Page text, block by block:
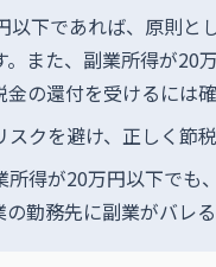
以下であれば、原則と
。また、副業所得が20
の還付を受けるには
クを避け、正しく節
所得が20万円以下でも
の勤務先に副業がバレ